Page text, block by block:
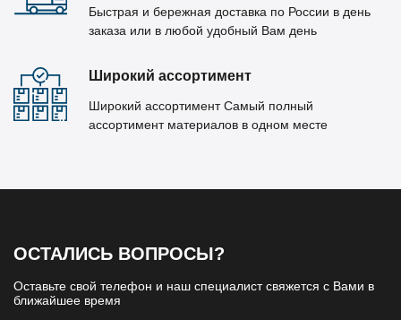
Быстрая и бережная доставка по России в день
заказа или в любой удобный Вам день
Широкий ассортимент
Широкий ассортимент Самый полный
ассортимент материалов в одном месте
ОСТАЛИСЬ ВОПРОСЫ?
Оставьте свой телефон и наш специалист свяжется с Вами в
ближайшее время